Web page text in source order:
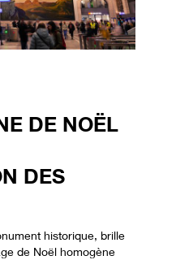
DE NOËL
DES
historique, brille
de Noël homogène